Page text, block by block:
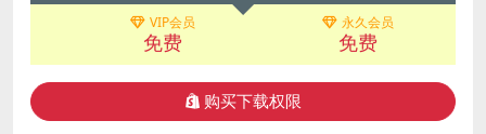
VIP会员
免费
永久会员
免费
购买下载权限